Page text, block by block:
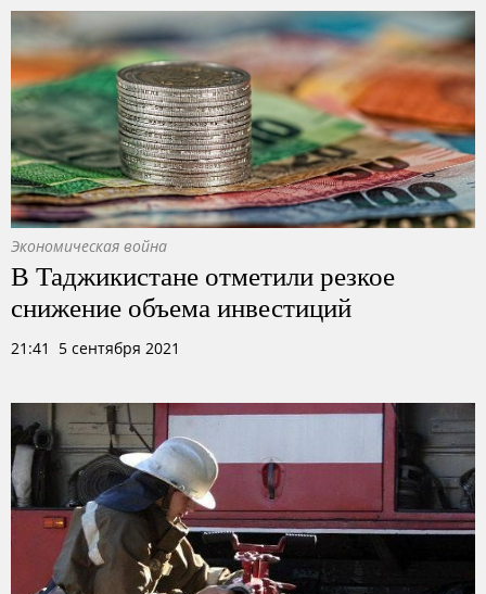
Экономическая война
В Таджикистане отметили резкое
снижение объема инвестиций
21:41 5 сентября 2021